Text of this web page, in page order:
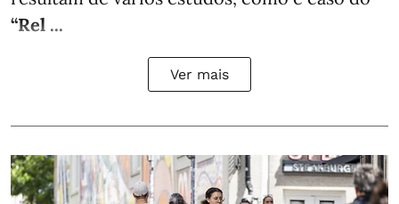
“Rel ...
Ver mais